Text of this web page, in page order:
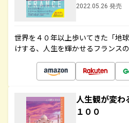
2022.05.26 発売
世界を４０年以上歩いてきた「地
けする、人生を輝かせるフランス
人生観が変わ
１００